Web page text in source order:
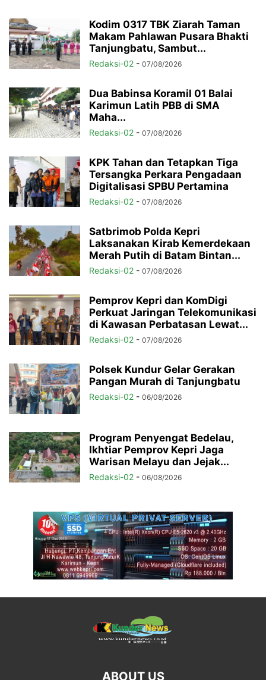
Kodim 0317 TBK Ziarah Taman
Makam Pahlawan Pusara Bhakti
Tanjungbatu, Sambut...
Redaksi-02 - 07/08/2026
Dua Babinsa Koramil 01 Balai
Karimun Latih PBB di SMA
Maha...
Redaksi-02 - 07/08/2026
KPK Tahan dan Tetapkan Tiga
Tersangka Perkara Pengadaan
Digitalisasi SPBU Pertamina
Redaksi-02 - 07/08/2026
Satbrimob Polda Kepri
Laksanakan Kirab Kemerdekaan
Merah Putih di Batam Bintan...
Redaksi-02 - 07/08/2026
Pemprov Kepri dan KomDigi
Perkuat Jaringan Telekomunikasi
di Kawasan Perbatasan Lewat...
Redaksi-02 - 07/08/2026
Polsek Kundur Gelar Gerakan
Pangan Murah di Tanjungbatu
Redaksi-02 - 06/08/2026
Program Penyengat Bedelau,
Ikhtiar Pemprov Kepri Jaga
Warisan Melayu dan Jejak...
Redaksi-02 - 06/08/2026
ABOUT US